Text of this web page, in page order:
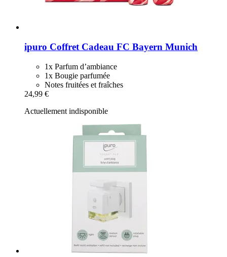
ipuro Coffret Cadeau FC Bayern Munich
1x Parfum d’ambiance
1x Bougie parfumée
Notes fruitées et fraîches
24,99 €
Actuellement indisponible